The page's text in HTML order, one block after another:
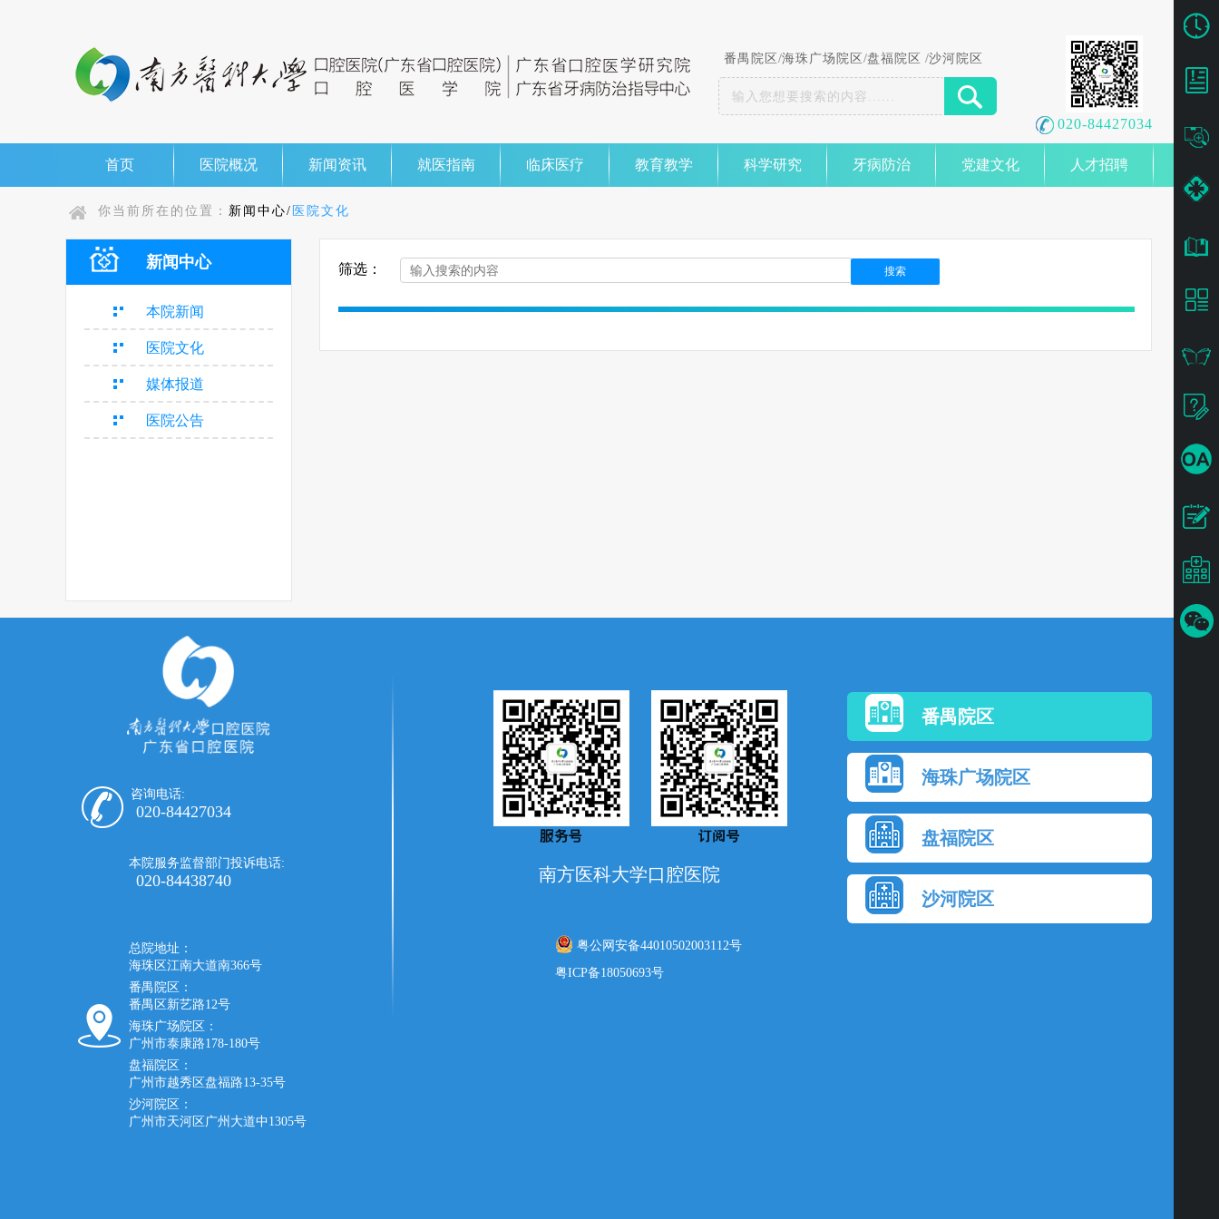
番禺院区 /海珠广场院区 /盘福院区 /沙河院区
020-84427034
首页 医院概况 新闻资讯 就医指南 临床医疗 教育教学 科学研究 牙病防治 党建文化 人才招聘
你当前所在的位置： 新闻中心/ 医院文化
新闻中心
本院新闻
医院文化
媒体报道
医院公告
筛选：
咨询电话:
020-84427034
本院服务监督部门投诉电话:
020-84438740
总院地址：
海珠区江南大道南366号
番禺院区：
番禺区新艺路12号
海珠广场院区：
广州市泰康路178-180号
盘福院区：
广州市越秀区盘福路13-35号
沙河院区：
广州市天河区广州大道中1305号
南方医科大学口腔医院
番禺院区
海珠广场院区
盘福院区
沙河院区
粤公网安备44010502003112号
粤ICP备18050693号